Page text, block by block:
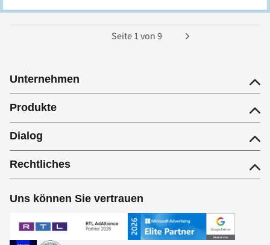
Seite 1 von 9
Unternehmen
Produkte
Dialog
Rechtliches
Uns können Sie vertrauen